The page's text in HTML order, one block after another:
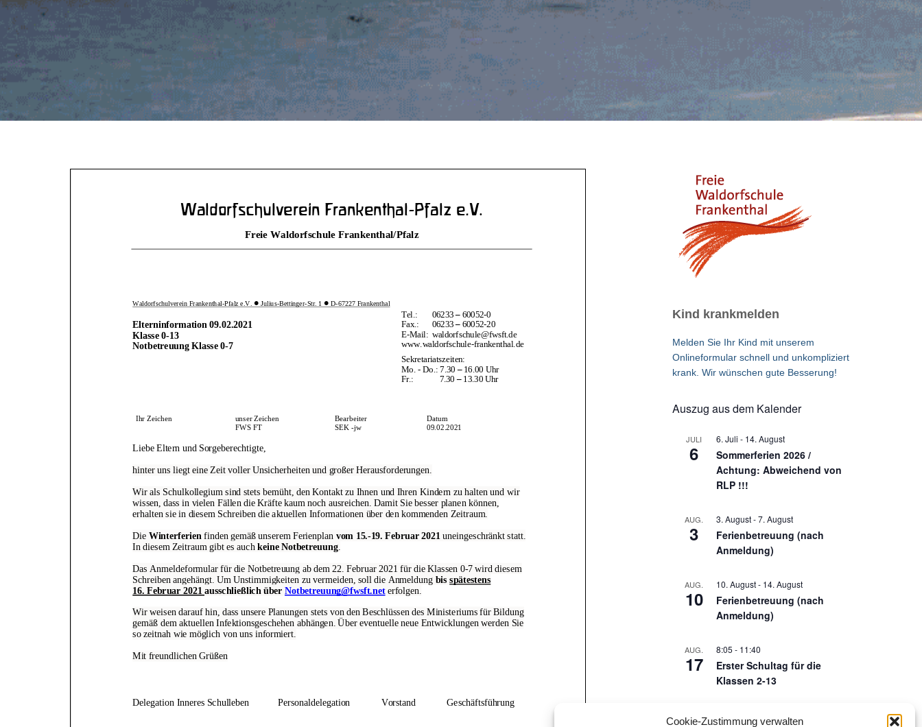
Cookie-Zustimmung verwalten
Kind krankmelden
Melden Sie Ihr Kind mit unserem
Onlineformular schnell und unkompliziert
krank. Wir wünschen gute Besserung!
Auszug aus dem Kalender
JULI
6
6. Juli - 14. August
Sommerferien 2026 /
Achtung: Abweichend von
RLP !!!
AUG.
3
3. August-7. August
Ferienbetreuung (nach
Anmeldung)
AUG.
10
10. August- 14. August
Ferienbetreuung (nach
Anmeldung)
AUG.
17
8:05 - 11:40
Erster Schultag für die
Klassen 2-13